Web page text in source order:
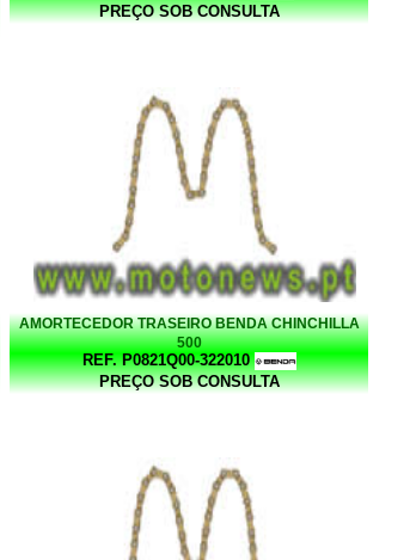
PREÇO SOB CONSULTA
AMORTECEDOR TRASEIRO BENDA CHINCHILLA
500
REF. P0821Q00-322010
PREÇO SOB CONSULTA